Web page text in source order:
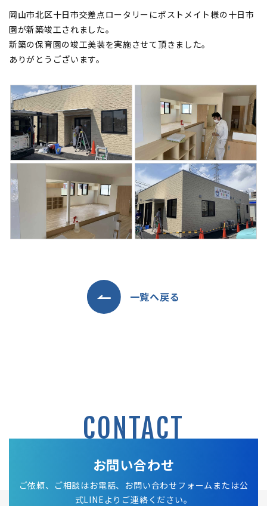
岡山市北区十日市交差点ロータリーにポストメイト様の十日市
園が新築竣工されました。
新築の保育園の竣工美装を実施させて頂きました。
ありがとうございます。
一覧へ戻る
CONTACT
お問い合わせ
ご依頼、ご相談はお電話、お問い合わせフォームまたは公
式LINEよりご連絡ください。